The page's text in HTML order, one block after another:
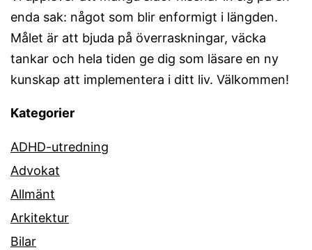
enda sak: något som blir enformigt i längden.
Målet är att bjuda på överraskningar, väcka
tankar och hela tiden ge dig som läsare en ny
kunskap att implementera i ditt liv. Välkommen!
Kategorier
ADHD-utredning
Advokat
Allmänt
Arkitektur
Bilar